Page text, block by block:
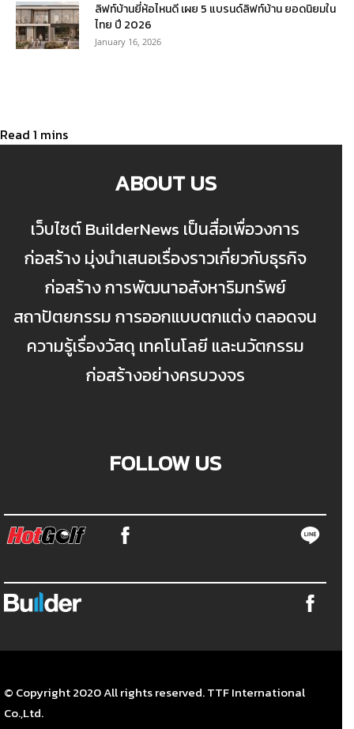
ลิฟท์บ้านยี่ห้อไหนดี เผย 5 แบรนด์ลิฟท์บ้าน ยอดนิยมใน
ไทย ปี 2026
January 16, 2026
ABOUT US
เว็บไซต์ BuilderNews เป็นสื่อเพื่อวงการ
ก่อสร้าง มุ่งนำเสนอเรื่องราวเกี่ยวกับธุรกิจ
ก่อสร้าง การพัฒนาอสังหาริมทรัพย์
สถาปัตยกรรม การออกแบบตกแต่ง ตลอดจน
ความรู้เรื่องวัสดุ เทคโนโลยี และนวัตกรรม
ก่อสร้างอย่างครบวงจร
FOLLOW US
© Copyright 2020 All rights reserved. TTF International
Co.,Ltd.